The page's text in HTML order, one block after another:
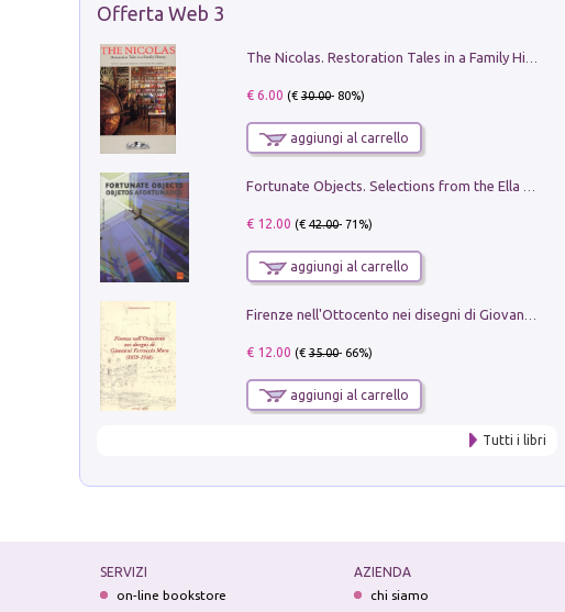
Offerta Web 3
€ 6.00 (€30.00- 80%)
aggiungi al carrello
€ 12.00 (€42.00- 71%)
aggiungi al carrello
€ 12.00 (€35.00- 66%)
aggiungi al carrello
Tutti i libri
SERVIZI
on-line bookstore
AZIENDA
chi siamo